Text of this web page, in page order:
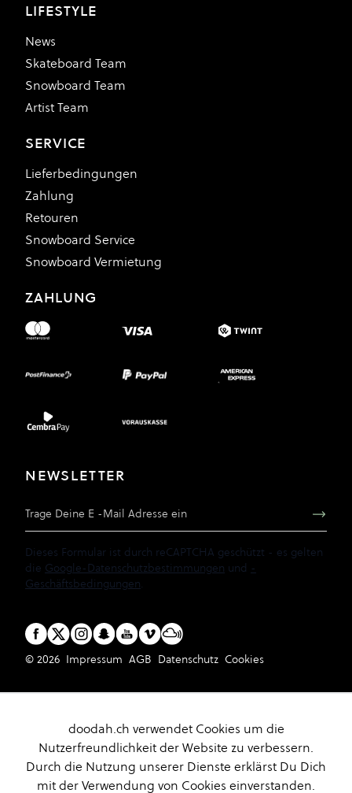
LIFESTYLE
News
Skateboard Team
Snowboard Team
Artist Team
SERVICE
Lieferbedingungen
Zahlung
Retouren
Snowboard Service
Snowboard Vermietung
ZAHLUNG
NEWSLETTER
Dieses Formular ist durch reCAPTCHA geschützt - es gelten
die Google-Datenschutzbestimmungen und -
Geschäftsbedingungen.
© 2026 Impressum AGB Datenschutz Cookies
doodah.ch verwendet Cookies um die
Nutzerfreundlichkeit der Website zu verbessern.
Durch die Nutzung unserer Dienste erklärst Du Dich
mit der Verwendung von Cookies einverstanden.